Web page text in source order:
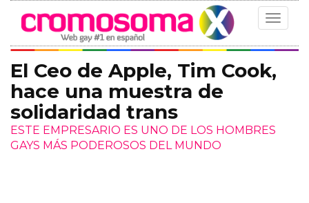
Toggle
El Ceo de Apple, Tim Cook,
hace una muestra de
solidaridad trans
ESTE EMPRESARIO ES UNO DE LOS HOMBRES
GAYS MÁS PODEROSOS DEL MUNDO